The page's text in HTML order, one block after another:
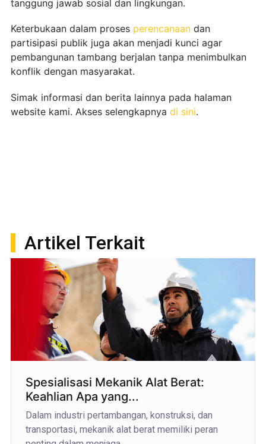
tanggung jawab sosial dan lingkungan.
Keterbukaan dalam proses perencanaandan
partisipasi publik juga akan menjadi kunci agar
pembangunan tambang berjalan tanpa menimbulkan
konflik dengan masyarakat.
Simak informasi dan berita lainnya pada halaman
website kami. Akses selengkapnya di sini.
Artikel Terkait
Spesialisasi Mekanik Alat Berat:
Keahlian Apa yang...
Dalam industri pertambangan, konstruksi, dan
transportasi, mekanik alat berat memiliki peran